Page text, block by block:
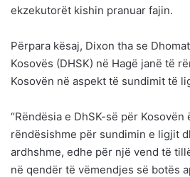
ekzekutorët kishin pranuar fajin.
Përpara kësaj, Dixon tha se
Kosovës (DHSK) në Hagë janë të
Kosovën në aspekt të sundimit të
“Rëndësia e DhSK-së për
rëndësishme për sundimin e ligjit
ardhshme, edhe për një vend të
në qendër të vëmendjes së botës